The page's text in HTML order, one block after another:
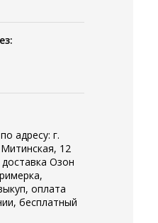
адресу: г.
12
Озон
оплата
бесплатный